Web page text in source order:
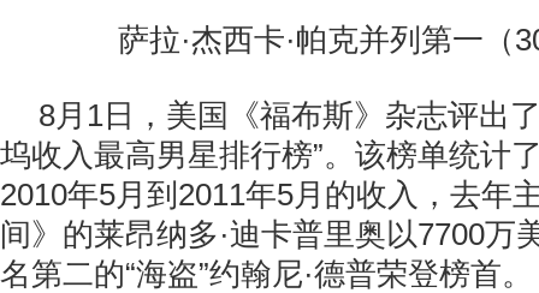
萨拉·杰西卡·帕克并列第一（
8月1日，美国《福布斯》杂志评出
坞收入最高男星排行榜”。该榜单统计
2010年5月到2011年5月的收入，去年
间》的莱昂纳多·迪卡普里奥以7700万
名第二的“海盗”约翰尼·德普荣登榜首。